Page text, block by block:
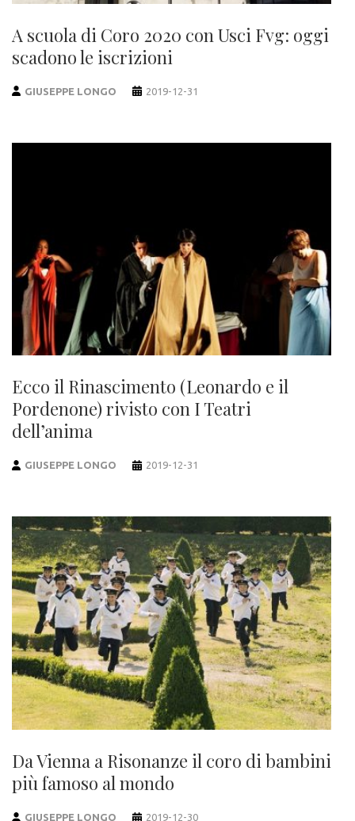
A scuola di Coro 2020 con Usci Fvg: oggi
scadono le iscrizioni
GIUSEPPE LONGO 2019-12-31
Ecco il Rinascimento (Leonardo e il
Pordenone) rivisto con I Teatri
dell’anima
GIUSEPPE LONGO 2019-12-31
Da Vienna a Risonanze il coro di bambini
più famoso al mondo
GIUSEPPE LONGO 2019-12-30